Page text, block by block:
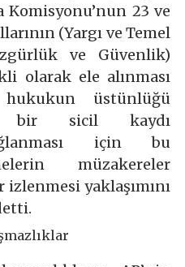
23 ve
(Yargı ve Temel
ve Güvenlik)
olarak ele alınması
üstünlüğü
bir sicil kaydı
için bu
müzakereler
yaklaşımını